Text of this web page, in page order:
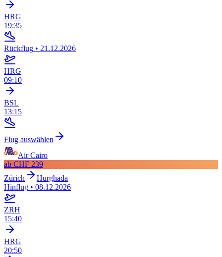
HRG
19:35
Rückflug • 21.12.2026
HRG
09:10
BSL
13:15
Flug auswählen
Air Cairo
ab CHF 239
Zürich
Hurghada
Hinflug • 08.12.2026
ZRH
15:40
HRG
20:50